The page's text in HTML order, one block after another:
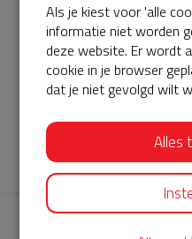
ServiceBuurtAED wordt
AED360-ProCardio. Net als
de leverancier van het
komende jaren. AED360-
levering en het
Als je kiest voor 'alle
informatie niet worden
deze website. Er wordt
cookie in je browser
dat je niet gevolgd wilt